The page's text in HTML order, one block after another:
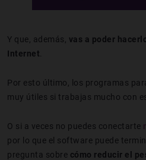
Y que, además, vas a poder
Internet
Por esto último, los programas
muy útiles si trabajas mucho con
O si a veces no puedes conectarte
por lo que el software puede
pregunta sobre cómo reducir el